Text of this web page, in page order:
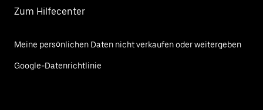
Zum Hilfecenter
Meine persönlichen Daten nicht verkaufen oder weitergeben
Google-Datenrichtlinie